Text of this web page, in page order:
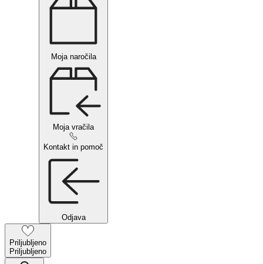
Moja naročila
Moja vračila
Kontakt in pomoč
Odjava
Priljubljeno
Priljubljeno